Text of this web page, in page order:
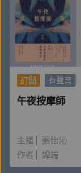
二十七歲首次
一生著述豐富
作。
《禪學入門》
奠定了他在
此外他的名著
【譯者簡
訂閱 有聲書
午夜按摩師
主播
張怡沁
作者
譚端